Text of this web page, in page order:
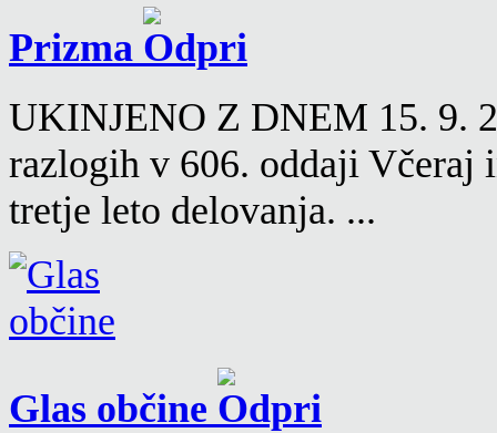
Prizma
UKINJENO Z DNEM 15. 9.
razlogih v 606. oddaji Včeraj
tretje leto delovanja. ...
Glas občine